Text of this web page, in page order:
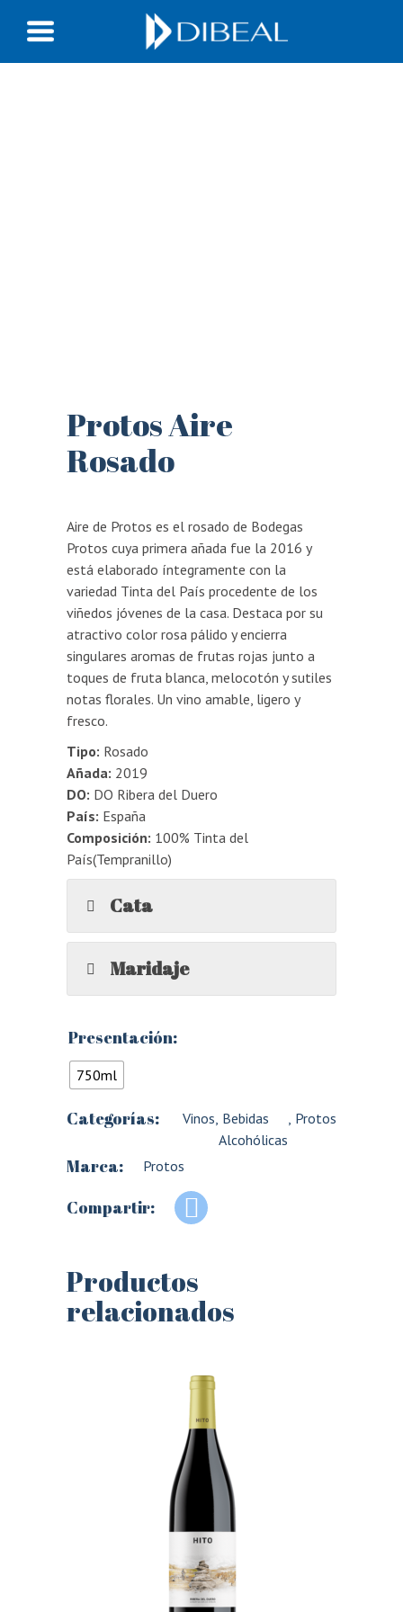
Protos Aire
Rosado
Aire de Protos es el rosado de Bodegas
Protos cuya primera añada fue la 2016 y
está elaborado íntegramente con la
variedad Tinta del País procedente de los
viñedos jóvenes de la casa. Destaca por su
atractivo color rosa pálido y encierra
singulares aromas de frutas rojas junto a
toques de fruta blanca, melocotón y sutiles
notas florales. Un vino amable, ligero y
fresco.
Tipo: Rosado
Añada: 2019
DO: DO Ribera del Duero
País: España
Composición: 100% Tinta del
País(Tempranillo)
Cata
Maridaje
Presentación:
750ml
Categorías: Vinos, Bebidas
Alcohólicas
, Protos
Marca: Protos
Compartir:
Productos
relacionados